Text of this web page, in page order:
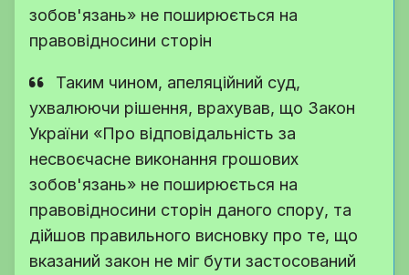
зобов'язань» не поширюється на
правовідносини сторін
Таким чином, апеляційний суд,
ухвалюючи рішення, врахував, що Закон
України «Про відповідальність за
несвоєчасне виконання грошових
зобов'язань» не поширюється на
правовідносини сторін даного спору, та
дійшов правильного висновку про те, що
вказаний закон не міг бути застосований